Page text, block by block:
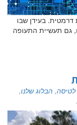
דרמטית. בעידן שבו
גם תעשיית התעופה
, הבלוג שלנו,
.